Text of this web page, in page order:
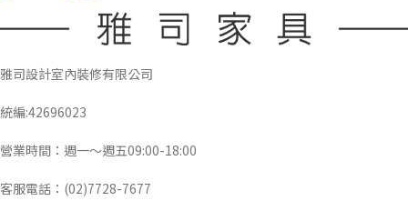
雅司設計室內裝修有限公司
統編:42696023
營業時間：週一～週五09:00-18:00
客服電話：(02)7728-7677